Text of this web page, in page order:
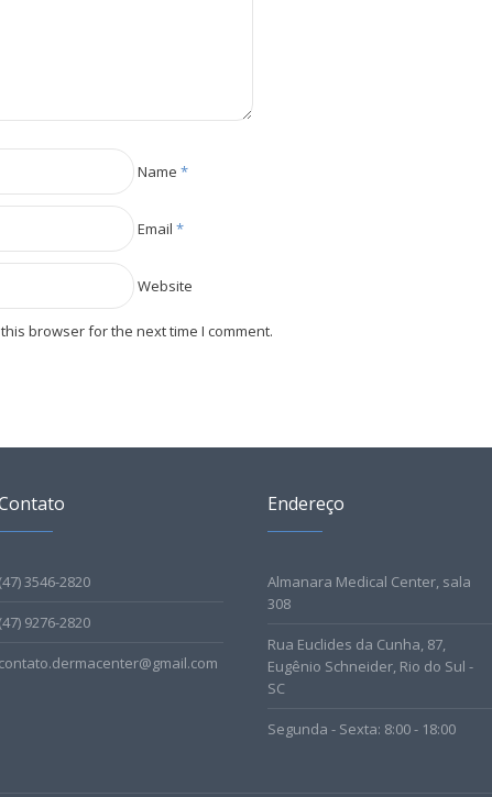
Name *
Email *
Website
browser for the next time I comment.
(47) 3546-2820
(47) 9276-2820
contato.dermacenter@gmail.com
Endereço
Almanara Medical Center, sala
308
Rua Euclides da Cunha, 87,
Eugênio Schneider, Rio do Sul -
SC
Segunda - Sexta: 8:00 - 18:00